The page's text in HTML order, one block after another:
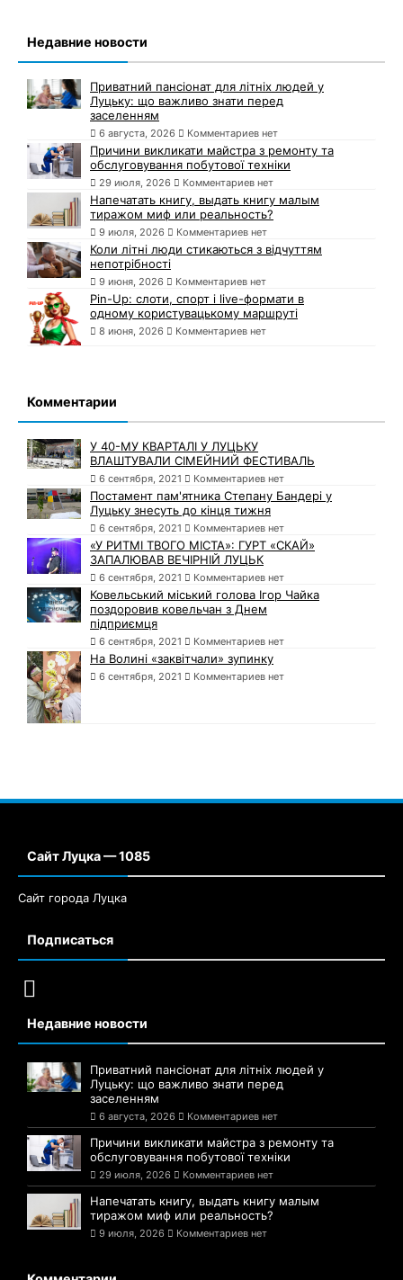
Недавние новости
Приватний пансіонат для літніх людей у
Луцьку: що важливо знати перед
заселенням
6 августа, 2026 Комментариев нет
Причини викликати майстра з ремонту та
обслуговування побутової техніки
29 июля, 2026 Комментариев нет
Напечатать книгу, выдать книгу малым
тиражом миф или реальность?
9 июля, 2026 Комментариев нет
Коли літні люди стикаються з відчуттям
непотрібності
9 июня, 2026 Комментариев нет
Pin-Up: слоти, спорт і live-формати в
одному користувацькому маршруті
8 июня, 2026 Комментариев нет
Комментарии
У 40-МУ КВАРТАЛІ У ЛУЦЬКУ
ВЛАШТУВАЛИ СІМЕЙНИЙ ФЕСТИВАЛЬ
6 сентября, 2021 Комментариев нет
Постамент пам'ятника Степану Бандері у
Луцьку знесуть до кінця тижня
6 сентября, 2021 Комментариев нет
«У РИТМІ ТВОГО МІСТА»: ГУРТ «СКАЙ»
ЗАПАЛЮВАВ ВЕЧІРНІЙ ЛУЦЬК
6 сентября, 2021 Комментариев нет
Ковельський міський голова Ігор Чайка
поздоровив ковельчан з Днем
підприємця
6 сентября, 2021 Комментариев нет
На Волині «заквітчали» зупинку
6 сентября, 2021 Комментариев нет
Сайт Луцка — 1085
Сайт города Луцка
Подписаться
Недавние новости
Приватний пансіонат для літніх людей у
Луцьку: що важливо знати перед
заселенням
6 августа, 2026 Комментариев нет
Причини викликати майстра з ремонту та
обслуговування побутової техніки
29 июля, 2026 Комментариев нет
Напечатать книгу, выдать книгу малым
тиражом миф или реальность?
9 июля, 2026 Комментариев нет